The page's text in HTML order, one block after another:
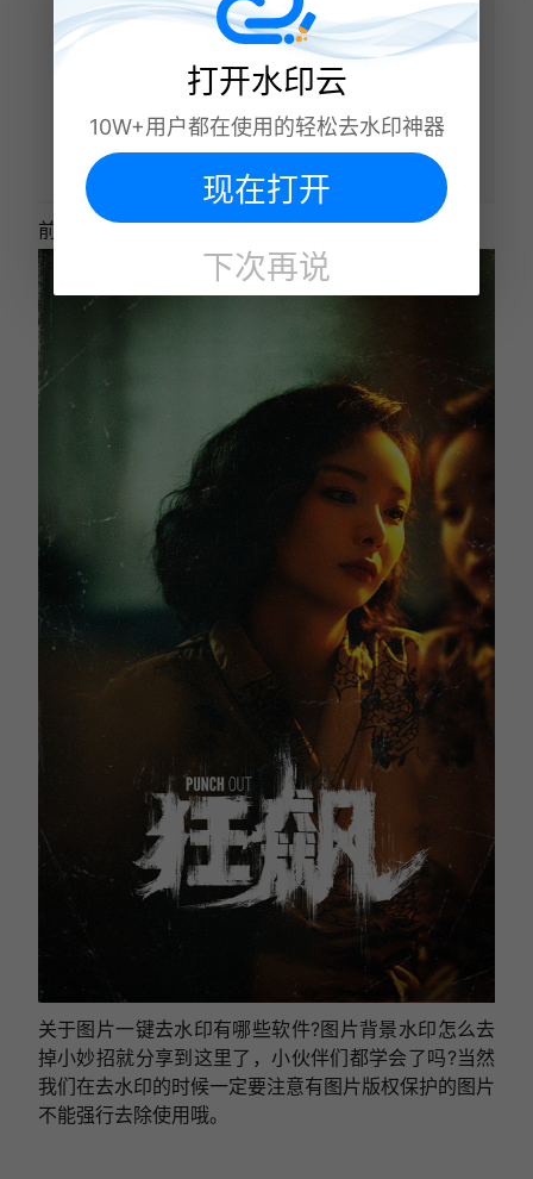
前后效果对比：
关于图片一键去水印有哪些软件?图片背景水印怎么去
掉小妙招就分享到这里了，小伙伴们都学会了吗?当然
我们在去水印的时候一定要注意有图片版权保护的图片
不能强行去除使用哦。
打开水印云
10W+用户都在使用的轻松去水印神器
现在打开
下次再说